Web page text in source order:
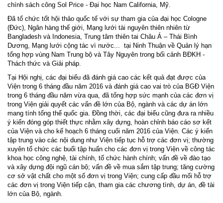
chính sách công Sol Price - Đại học Nam California, Mỹ
Đã tổ chức tốt hội thảo quốc tế với sự tham gia của đại học Cologne
(Đức), Ngân hàng thế giới, Mạng lưới tài nguyên thiên nhiên từ
Bangladesh và Indonesia, Trung tâm thiên tai Châu Á – Thái Bình
Dương, Mạng lưới cộng tác vì nước...
tại Ninh Thuận về Quản lý hạn
tổng hợp vùng Nam Trung bộ và Tây Nguyên trong bối cảnh BĐKH -
Thách thức và Giải pháp.
Tại Hội nghị, các đại biểu đã đánh giá cao các kết quả đạt được của
Viện trong 6 tháng đầu năm 2016 và đánh giá cao vai trò của BGĐ Viện
trong 6 tháng đầu năm vừa qua, đã tổng hợp sức mạnh của các đơn vị
trong Viện giải quyết các vấn đề lớn của Bộ, ngành và các dự án lớn
mang tính tổng thể quốc gia. Đồng thời, các đại biểu cũng đưa ra nhiều
ý kiến đóng góp thiết thực nhằm xây dựng, hoàn chỉnh báo cáo sơ kết
của Viện và cho kế hoạch 6 tháng cuối năm 2016 của Viện. Các ý kiến
tập trung vào các nội dung như Viện tiếp tục hỗ trợ các đơn vị; thường
xuyên tổ chức các buổi tập huấn cho các đơn vị trong Viện về công tác
khoa học công nghệ, tài chính, tổ chức hành chính; vấn đề về đào tạo
và xây dựng đội ngũ cán bộ; vấn đề về mua sắm tập trung; tăng cường
cơ sở vật chất cho một số đơn vị trong Viện; cung cấp đầu mối hỗ trợ
các đơn vị trong Viện tiếp cận, tham gia các chương tình, dự án, đề tài
lớn của Bộ, ngành.